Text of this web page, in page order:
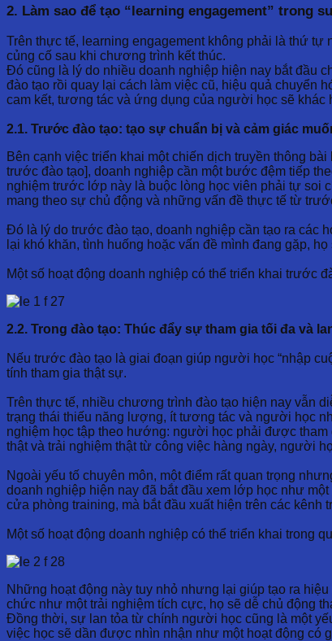
2. Làm sao để tạo “learning engagement” trong
Trên thực tế, learning engagement không phải là thứ
củng cố sau khi chương trình kết thúc.
Đó cũng là lý do nhiều doanh nghiệp hiện nay bắt đầu
đào tạo rồi quay lại cách làm việc cũ, hiệu quả chuyển
cam kết, tương tác và ứng dụng của người học sẽ khác
2.1. Trước đào tạo: tạo sự chuẩn bị và cảm giác
Bên cạnh việc triển khai một chiến dịch truyền thông
trước đào tạo], doanh nghiệp cần một bước đệm tiếp
nghiệm trước lớp này là buộc lòng học viên phải tự soi
mang theo sự chủ động và những vấn đề thực tế từ
Đó là lý do trước đào tạo, doanh nghiệp cần tạo ra các
lại khó khăn, tình huống hoặc vấn đề mình đang gặp,
Một số hoạt động doanh nghiệp có thể triển khai trước
2.2. Trong đào tạo: Thúc đẩy sự tham gia tối đa và
Nếu trước đào tạo là giai đoạn giúp người học “nhập
tính tham gia thật sự.
Trên thực tế, nhiều chương trình đào tạo hiện nay vẫn
trạng thái thiếu năng lượng, ít tương tác và người học
nghiệm học tập theo hướng: người học phải được
thật và trải nghiệm thật từ công việc hàng ngày, người
Ngoài yếu tố chuyên môn, một điểm rất quan trọng
doanh nghiệp hiện nay đã bắt đầu xem lớp học như
cửa phòng training, mà bắt đầu xuất hiện trên các kênh
Một số hoạt động doanh nghiệp có thể triển khai trong
Những hoạt động này tuy nhỏ nhưng lại giúp tạo ra
chức như một trải nghiệm tích cực, họ sẽ dễ chủ động
Đồng thời, sự lan tỏa từ chính người học cũng là một
việc học sẽ dần được nhìn nhận như một hoạt động có